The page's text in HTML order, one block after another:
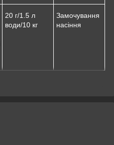
20 г/1.5 л
води/10 кг
Замочування
насіння